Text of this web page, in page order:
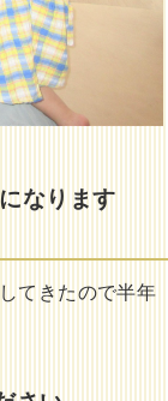
なります
てきたので半年